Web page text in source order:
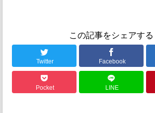
この記事をシェアする
Twitter Facebook
Pocket LINE